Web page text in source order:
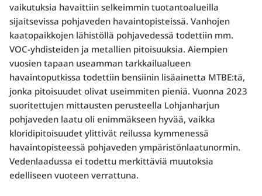
vaikutuksia havaittiin selkeimmin tuotantoalueilla
sijaitsevissa pohjaveden havaintopisteissä. Vanhojen
kaatopaikkojen lähistöllä pohjavedessä todettiin mm.
VOC-yhdisteiden ja metallien pitoisuuksia. Aiempien
vuosien tapaan useamman tarkkailualueen
havaintoputkissa todettiin bensiinin lisäainetta MTBE:tä,
jonka pitoisuudet olivat useimmiten pieniä. Vuonna 2023
suoritettujen mittausten perusteella Lohjanharjun
pohjaveden laatu oli enimmäkseen hyvää, vaikka
kloridipitoisuudet ylittivät reilussa kymmenessä
havaintopisteessä pohjaveden ympäristönlaatunormin.
Vedenlaadussa ei todettu merkittäviä muutoksia
edelliseen vuoteen verrattuna.